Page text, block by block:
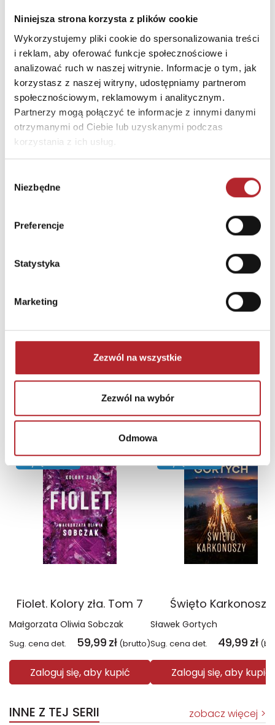
Niniejsza strona korzysta z plików cookie
Wykorzystujemy pliki cookie do spersonalizowania treści
i reklam, aby oferować funkcje społecznościowe i
analizować ruch w naszej witrynie. Informacje o tym, jak
korzystasz z naszej witryny, udostępniamy partnerom
społecznościowym, reklamowym i analitycznym.
Partnerzy mogą połączyć te informacje z innymi danymi
otrzymanymi od Ciebie lub uzyskanymi podczas
korzystania z ich usług.
zgody
Niezbędne
Preferencje
Statystyka
Marketing
Zezwól na wszystkie
Zezwól na wybór
Odmowa
Kod pocztowy
31-501
Miasto
Kraków
E-mail
handlowy@wydawnictwo
wam.pl
INNI KLIENCI KUPOWALI
NAJCZĘŚCIEJ KUPOWANE zobacz więcej
Wyłączność
Fiolet. Kolory zła. Tom 7
Małgorzata Oliwia Sobczak
Sug. cena det. 59,99 zł (brutto)
Zaloguj się, aby kupić
Wyłączność
Święto Karkonoszy
Sławek Gortych
Sug. cena det. 49,99 zł
Zaloguj się, aby kupić
INNE Z TEJ SERII zobacz więcej